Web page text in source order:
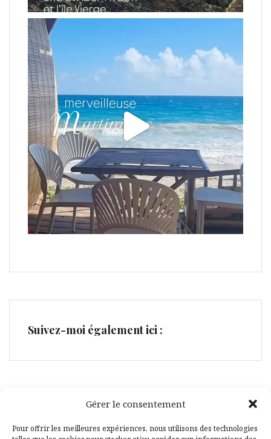
Gérer le consentement
Pour offrir les meilleures expériences, nous utilisons des technologies
Suivez-moi également ici :
Facebook
Pinterest